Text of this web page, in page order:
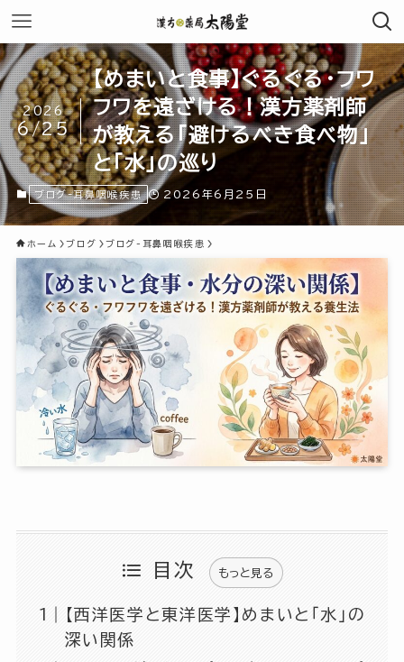
【めまいと食事】ぐるぐる・フワ
フワを遠ざける！漢方薬剤師
が教える「避けるべき食べ物」
と「水」の巡り
2026
6/25
ブログ-耳鼻咽喉疾患 2026年6月25日
ホーム ブログ ブログ-耳鼻咽喉疾患
目次 もっと見る
【西洋医学と東洋医学】めまいと「水」の
深い関係